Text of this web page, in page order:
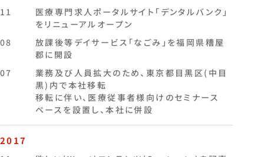
11
医療専門求人ポータルサイト「デンタルバンク」
をリニューアルオープン
08
放課後等デイサービス「なごみ」を福岡県糟屋
郡に開設
07
業務及び人員拡大のため、東京都目黒区(中目
黒)内で本社移転
移転に伴い、医療従事者様向けのセミナース
ペースを設置し、本社に併設
2017